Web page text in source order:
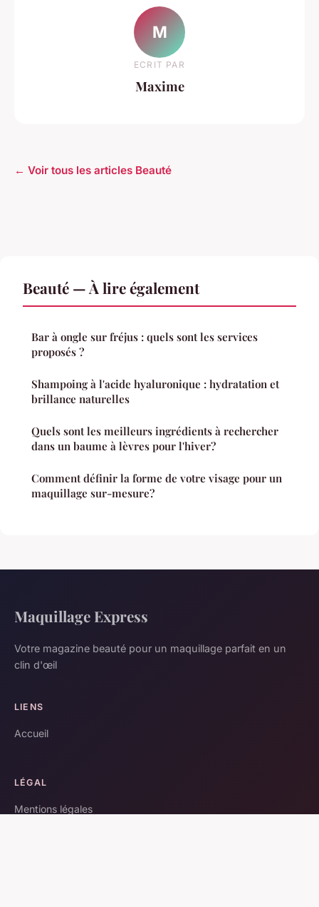
M
ECRIT PAR
Maxime
← Voir tous les articles Beauté
Beauté — À lire également
Bar à ongle sur fréjus : quels sont les services
proposés ?
Shampoing à l'acide hyaluronique : hydratation et
brillance naturelles
Quels sont les meilleurs ingrédients à rechercher
dans un baume à lèvres pour l'hiver?
Comment définir la forme de votre visage pour un
maquillage sur-mesure?
Maquillage Express
Votre magazine beauté pour un maquillage parfait en un
clin d'œil
LIENS
Accueil
LÉGAL
Mentions légales